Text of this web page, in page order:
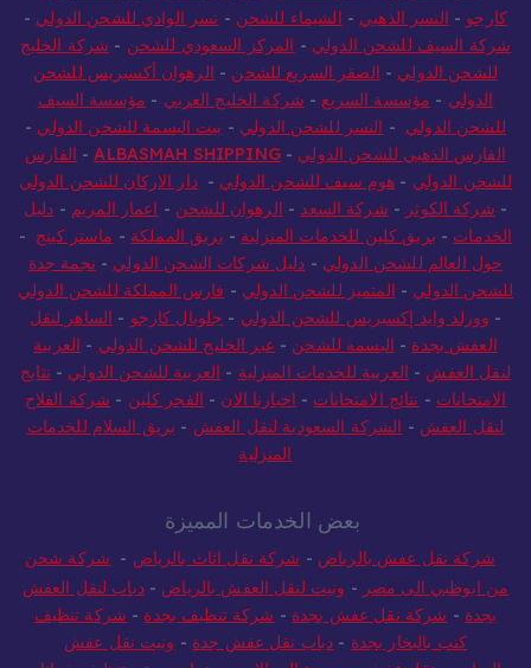
كارجو - النسر الذهبي - الشيماء للشحن - نسر الوادي للشحن الدولي -
شركة السيف للشحن الدولي - المركز السعودي للشحن - شركة الخليج
للشحن الدولي - الصقر السريع للشحن - الرهوان أكسبريس للشحن
الدولي - مؤسسة السريع - شركة الخليج العربي - مؤسسة السيف
للشحن الدولي - النسر للشحن الدولي - بيت البسمة للشحن الدولي -
الفارس الذهبي للشحن الدولي -
ALBASMAH SHIPPING
- الفارس
للشحن الدولي - هوم سيف للشحن الدولي -دار الاركان للشحن الدولي
- شركة الكوثر - شركة السعد - الرهوان للشحن - اعمار المريم - دليل
الخدمات - بريق كلين للخدمات المنزلية - بريق المملكة - ماستر كينج -
حول العالم للشحن الدولي - دليل شركات الشحن الدولي - نجمة جدة
للشحن الدولي - المتميز للشحن الدولي - فارس المملكة للشحن الدولي
- وورلد وايد إكسبريس للشحن الدولي - جلوبال كارجو - الساهر لنقل
العفش بجدة - البسمه للشحن - عبر الخليج للشحن الدولي - العربية
لنقل العفش - العربية للخدمات المنزلية - العربية للشحن الدولي - نتايج
الامتحانات - نتائج الامتحانات - اخبارنا الان - الفجر كلين - شركة الفلاح
لنقل العفش - الشركة السعودية لنقل العفش - بريق السلام للخدمات
المنزلية
بعض الخدمات المميزة
شركة نقل عفش بالرياض - شركة نقل اثاث بالرياض - شركة شحن
من ابوظبي الى مصر - ونيت لنقل العفش بالرياض -دباب لنقل العفش
بجدة - شركة نقل عفش بجدة - شركة تنظيف بجدة - شركة تنظيف
كنب بالبخار بجدة - دباب نقل عفش جدة - ونيت نقل عفش